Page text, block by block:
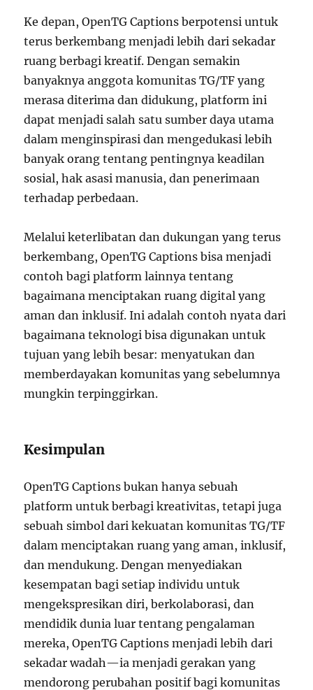
Ke depan, OpenTG Captions berpotensi untuk
terus berkembang menjadi lebih dari sekadar
ruang berbagi kreatif. Dengan semakin
banyaknya anggota komunitas TG/TF yang
merasa diterima dan didukung, platform ini
dapat menjadi salah satu sumber daya utama
dalam menginspirasi dan mengedukasi lebih
banyak orang tentang pentingnya keadilan
sosial, hak asasi manusia, dan penerimaan
terhadap perbedaan.
Melalui keterlibatan dan dukungan yang terus
berkembang, OpenTG Captions bisa menjadi
contoh bagi platform lainnya tentang
bagaimana menciptakan ruang digital yang
aman dan inklusif. Ini adalah contoh nyata dari
bagaimana teknologi bisa digunakan untuk
tujuan yang lebih besar: menyatukan dan
memberdayakan komunitas yang sebelumnya
mungkin terpinggirkan.
Kesimpulan
OpenTG Captions bukan hanya sebuah
platform untuk berbagi kreativitas, tetapi juga
sebuah simbol dari kekuatan komunitas TG/TF
dalam menciptakan ruang yang aman, inklusif,
dan mendukung. Dengan menyediakan
kesempatan bagi setiap individu untuk
mengekspresikan diri, berkolaborasi, dan
mendidik dunia luar tentang pengalaman
mereka, OpenTG Captions menjadi lebih dari
sekadar wadah—ia menjadi gerakan yang
mendorong perubahan positif bagi komunitas